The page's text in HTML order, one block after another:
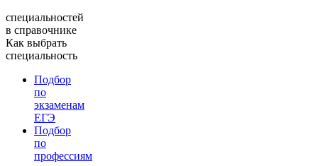
специальностей
в справочнике
Как выбрать
специальность
Подбор
по
экзаменам
ЕГЭ
Подбор
по
профессиям